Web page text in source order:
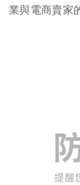
業與電商賣家